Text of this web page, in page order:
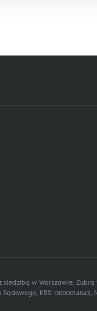
siedzibą w Warszawie,
KRS: 0000014843,